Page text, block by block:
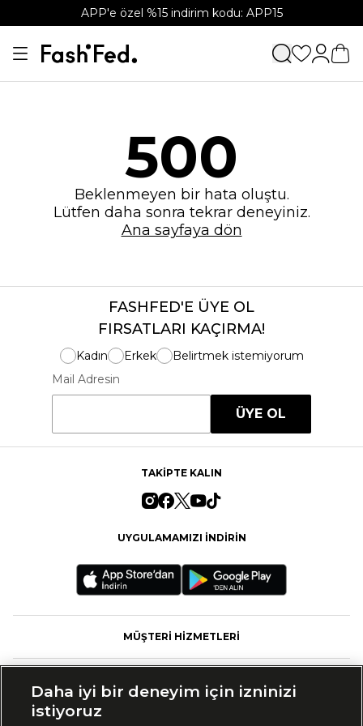
APP'e özel %15 indirim kodu: APP15
500
Beklenmeyen bir hata oluştu.
Lütfen daha sonra tekrar deneyiniz.
Ana sayfaya dön
FASHFED'E ÜYE OL
FIRSATLARI KAÇIRMA!
Kadın Erkek
Belirtmek istemiyorum
Mail Adresin
ÜYE OL
TAKİPTE KALIN
UYGULAMAMIZI İNDİRİN
MÜŞTERİ HİZMETLERİ
Daha iyi bir deneyim için izninizi
istiyoruz